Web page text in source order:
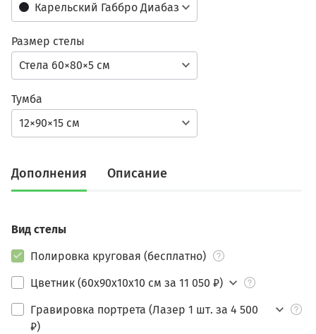
Карельский Габбро Диабаз
Стела 60×80×5 см
Размер стелы
12×90×15 см
Тумба
Дополнения Описание
Вид стелы
Полировка круговая (бесплатно)
Цветник (60х90х10х10 см за 11 050 ₽)
Гравировка портрета (Лазер 1 шт. за 4 500
₽)